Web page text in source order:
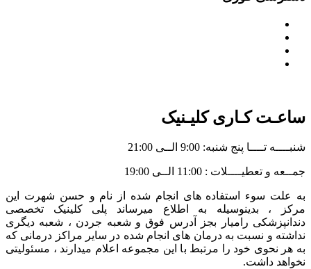
ساعـت کـاری کلیـنیک
شنبــــه تــــا پنج شنبه: 9:00 الــی 21:00
جمــعه و تعطیــــلات : 11:00 الــی 19:00
به علت سوء استفاده های انجام شده از نام و حسن شهرت این
مرکز ، بدینوسیله به اطلاع میرساند پلی کلینیک تخصصی
دندانپزشکی رامیار بجز آدرس فوق و شعبه جردن ، شعبه دیگری
نداشته و نسبت به درمان های انجام شده در سایر مراکز درمانی که
به هر نحوی خود را مرتبط با این مجموعه اعلام میدارند ، مسئولیتی
نخواهد داشت.